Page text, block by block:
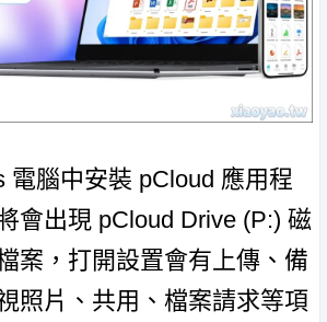
電腦中安裝 pCloud 應用程
會出現 pCloud Drive (P:) 磁
案，打開設置會有上傳、備
照片、共用、檔案請求等項